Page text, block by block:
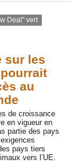
Deal" vert
sur les
au
de croissance
en vigueur en
partie des pays
pays tiers
vers l’UE.